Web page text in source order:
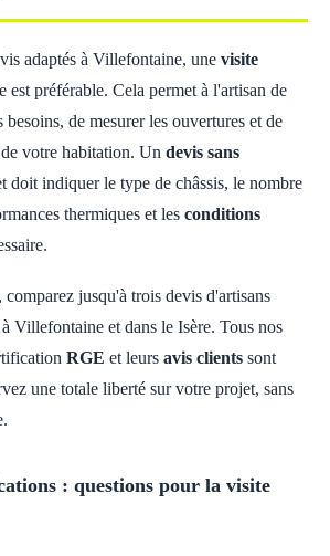
adaptés à Villefontaine, une visite
est préférable. Cela permet à l'artisan de
de mesurer les ouvertures et de
votre habitation. Un devis sans
doit indiquer le type de châssis, le nombre
thermiques et les conditions
jusqu'à trois devis d'artisans
Villefontaine et dans le Isère. Tous nos
RGE et leurs avis clients sont
une totale liberté sur votre projet, sans
: questions pour la visite